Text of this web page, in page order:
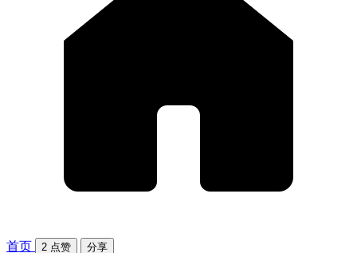
首页 2 点赞 分享